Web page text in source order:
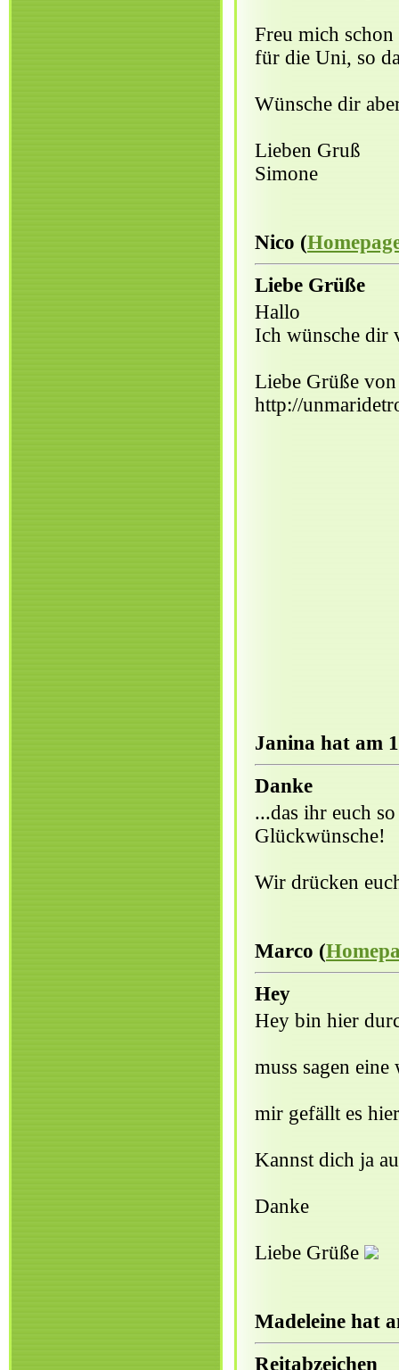
Freu mich schon
für die Uni, so
Wünsche dir
Lieben Gruß
Simone
Nico (
Liebe Grüße
Hallo
Ich wünsche dir
Liebe Grüße
http://
Janina hat am
Danke
...das ihr euch
Glückwünsche!
Wir drücken
Marco (
Hey
Hey bin hier
muss sagen
mir gefällt es hier
Kannst dich ja
Danke
Liebe Grüße
Madeleine hat
Reitabzeichen